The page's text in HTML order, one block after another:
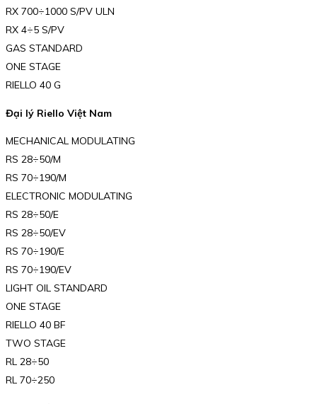
RX 700÷1000 S/PV ULN
RX 4÷5 S/PV
GAS STANDARD
ONE STAGE
RIELLO 40 G
Đại lý Riello Việt Nam
MECHANICAL MODULATING
RS 28÷50/M
RS 70÷190/M
ELECTRONIC MODULATING
RS 28÷50/E
RS 28÷50/EV
RS 70÷190/E
RS 70÷190/EV
LIGHT OIL STANDARD
ONE STAGE
RIELLO 40 BF
TWO STAGE
RL 28÷50
RL 70÷250